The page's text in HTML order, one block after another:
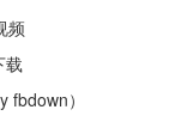
频
载
）